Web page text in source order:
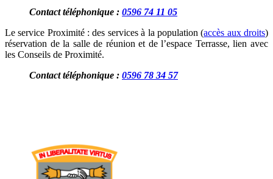
Contact téléphonique : 0596 74 11 05
Le service Proximité : des services à la population (accès aux droits)
réservation de la salle de réunion et de l’espace Terrasse, lien avec
les Conseils de Proximité.
Contact téléphonique : 0596 78 34 57